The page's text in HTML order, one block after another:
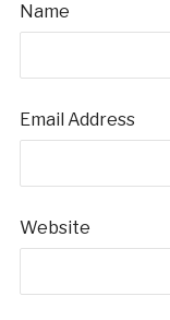
Name
Email Address
Website